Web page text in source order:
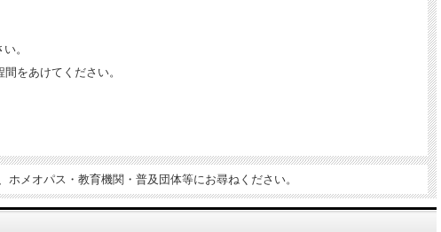
。
をあけてください。
メオパス・教育機関・普及団体等にお尋ねください。